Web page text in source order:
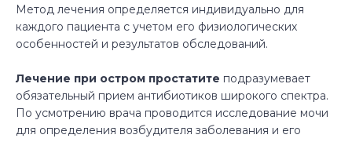
Метод лечения определяется индивидуально для
каждого пациента с учетом его физиологических
особенностей и результатов обследований.
Лечение при остром простатите подразумевает
обязательный прием антибиотиков широкого спектра.
По усмотрению врача проводится исследование мочи
для определения возбудителя заболевания и его